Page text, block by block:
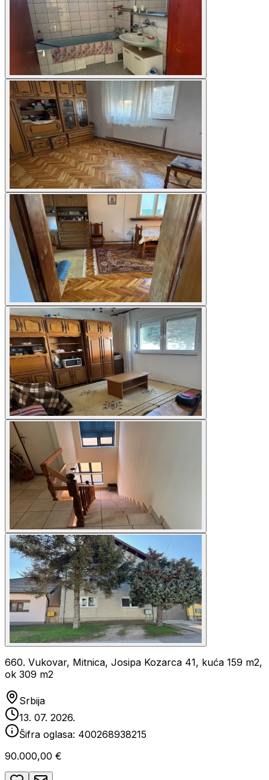
660. Vukovar, Mitnica, Josipa Kozarca 41, kuća 159 m2,
ok 309 m2
Srbija
13. 07. 2026.
Šifra oglasa: 400268938215
90.000,00 €